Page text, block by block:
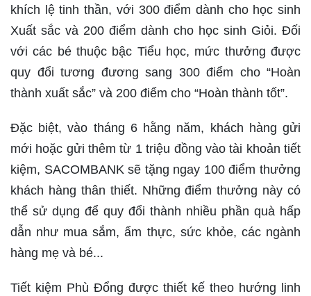
khích lệ tinh thần, với 300 điểm dành cho học sinh
Xuất sắc và 200 điểm dành cho học sinh Giỏi. Đối
với các bé thuộc bậc Tiểu học, mức thưởng được
quy đổi tương đương sang 300 điểm cho “Hoàn
thành xuất sắc” và 200 điểm cho “Hoàn thành tốt”.
Đặc biệt, vào tháng 6 hằng năm, khách hàng gửi
mới hoặc gửi thêm từ 1 triệu đồng vào tài khoản tiết
kiệm, SACOMBANK sẽ tặng ngay 100 điểm thưởng
khách hàng thân thiết. Những điểm thưởng này có
thể sử dụng để quy đổi thành nhiều phần quà hấp
dẫn như mua sắm, ẩm thực, sức khỏe, các ngành
hàng mẹ và bé...
Tiết kiệm Phù Đổng được thiết kế theo hướng linh